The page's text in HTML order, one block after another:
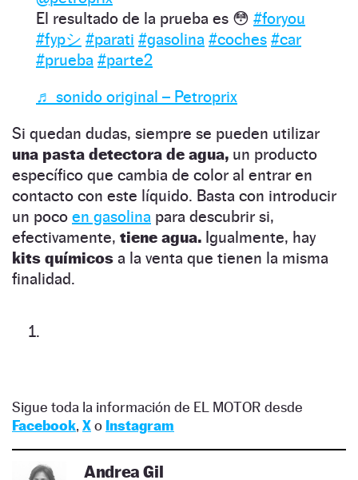
El resultado de la prueba es 😳 #foryou
#fypシ #parati #gasolina #coches #car
#prueba #parte2
♬ sonido original – Petroprix
Si quedan dudas, siempre se pueden utilizar
una pasta detectora de agua, un producto
específico que cambia de color al entrar en
contacto con este líquido. Basta con introducir
un poco en gasolina para descubrir si,
efectivamente, tiene agua. Igualmente, hay
kits químicos a la venta que tienen la misma
finalidad.
Sigue toda la información de EL MOTOR desde
Facebook, Xo Instagram
Andrea Gil